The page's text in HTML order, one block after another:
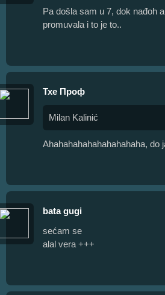
Pa došla sam u 7, dok nađoh
promuvala i to je to..
Тхе Проф
Milan Kalinić
Ahahahahahahahahahaha, do
bata gugi
sećam se
alal vera +++